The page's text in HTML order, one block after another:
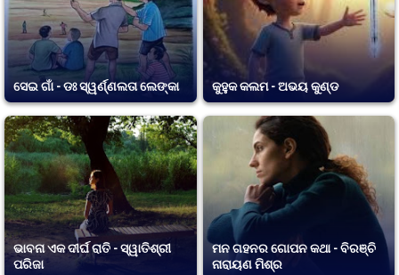
ସେଇ ଗାଁ - ଡଃ ସ୍ୱର୍ଣ୍ଣଲତା ଲେଙ୍କା କୁହୁକ କଲମ - ଅଭୟ କୁଣ୍ଡ
ଭାବନା ଏକ ଦୀର୍ଘ ରାତି - ସ୍ୱାତିଶ୍ରୀ
ପରିଜା
ମନ ଗହନର ଗୋପନ କଥା - ବିରଞ୍ଚି
ନାରାୟଣ ମିଶ୍ର